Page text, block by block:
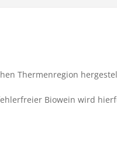
Thermenregion
Biowein wird